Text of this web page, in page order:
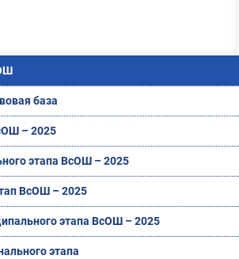
база
– 2025
этапа ВсОШ – 2025
ВсОШ – 2025
этапа ВсОШ – 2025
этапа